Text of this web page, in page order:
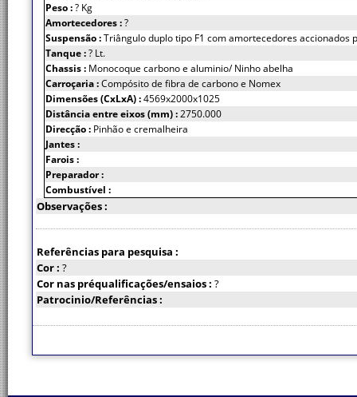
Peso :? Kg
Amortecedores :?
Suspensão :Triângulo duplo tipo F1 com amortecedores accionados
Tanque :? Lt.
Chassis : Monocoque carbono e aluminio/ Ninho abelha
Carroçaria :Compósito de fibra de carbono e Nomex
Dimensões (CxLxA) :4569x2000x1025
Distância entre eixos (mm) :2750.000
Direcção : Pinhão e cremalheira
Jantes :
Farois :
Preparador :
Combustível :
Observações :
Referências para pesquisa :
Cor : ?
Cor nas préqualificações/ensaios : ?
Patrocinio/Referências :